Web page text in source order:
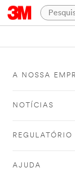
A NOSSA
NOTÍCIAS
REGULATÓRIO
AJUDA